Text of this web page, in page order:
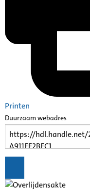
Printen
Duurzaam webadres